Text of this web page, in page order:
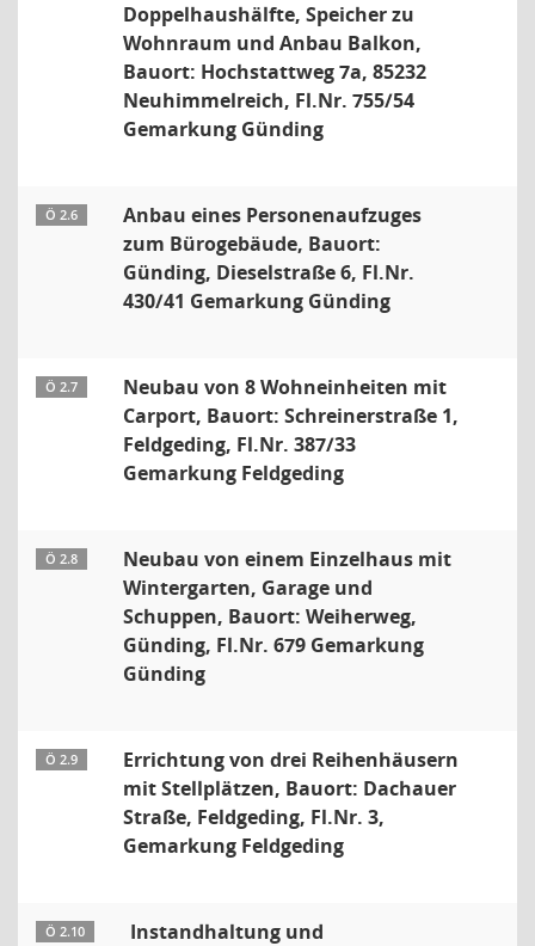
Doppelhaushälfte, Speicher zu
Wohnraum und Anbau Balkon,
Bauort: Hochstattweg 7a, 85232
Neuhimmelreich, Fl.Nr. 755/54
Gemarkung Günding
Ö 2.6
Anbau eines Personenaufzuges
zum Bürogebäude, Bauort:
Günding, Dieselstraße 6, Fl.Nr.
430/41 Gemarkung Günding
Ö 2.7
Neubau von 8 Wohneinheiten mit
Carport, Bauort: Schreinerstraße 1,
Feldgeding, Fl.Nr. 387/33
Gemarkung Feldgeding
Ö 2.8
Neubau von einem Einzelhaus mit
Wintergarten, Garage und
Schuppen, Bauort: Weiherweg,
Günding, Fl.Nr. 679 Gemarkung
Günding
Ö 2.9
Errichtung von drei Reihenhäusern
mit Stellplätzen, Bauort: Dachauer
Straße, Feldgeding, Fl.Nr. 3,
Gemarkung Feldgeding
Ö 2.10
Instandhaltung und